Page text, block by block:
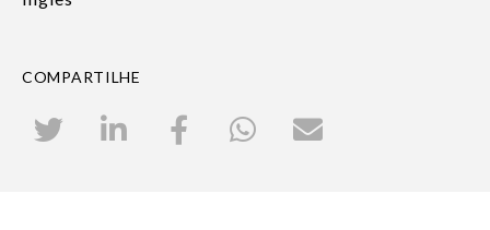
COMPARTILHE